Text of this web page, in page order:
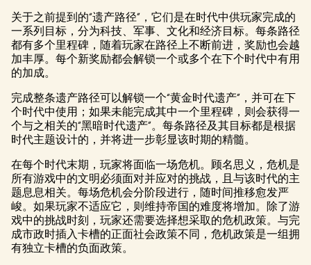
关于之前提到的“遗产路径”，它们是在时代中供玩家完成的
一系列目标，分为科技、军事、文化和经济目标。每条路径
都有多个里程碑，随着玩家在路径上不断前进，奖励也会越
加丰厚。每个新奖励都会解锁一个或多个在下个时代中有用
的加成。
完成整条遗产路径可以解锁一个“黄金时代遗产”，并可在下
个时代中使用；如果未能完成其中一个里程碑，则会获得一
个与之相关的“黑暗时代遗产”。每条路径及其目标都是根据
时代主题设计的，并将进一步彰显该时期的精髓。
在每个时代末期，玩家将面临一场危机。顾名思义，危机是
所有游戏中的文明必须面对并应对的挑战，且与该时代的主
题息息相关。每场危机会分阶段进行，随时间推移愈发严
峻。如果玩家不适应它，则维持帝国的难度将增加。除了游
戏中的挑战时刻，玩家还需要选择想采取的危机政策。与完
成市政时插入卡槽的正面社会政策不同，危机政策是一组拥
有独立卡槽的负面政策。